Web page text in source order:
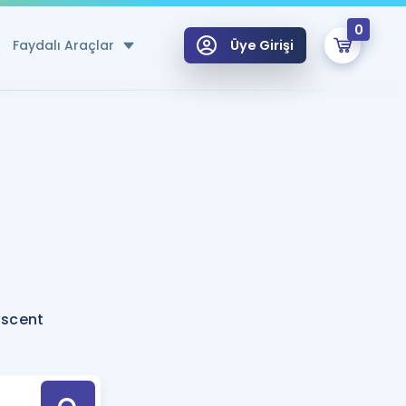
Faydalı Araçlar
Hesaplama Aracı
için Öneriler
Tek Takvimde
Üye Girişi
0
Hoca ile seni sınava hazırlayacak onlarca eğitim seni bekliyor!